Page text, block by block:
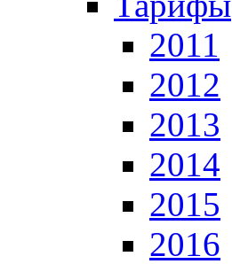
2011
2012
2013
2014
2015
2016